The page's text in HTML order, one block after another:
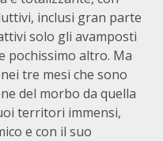
inclusi gran parte
solo gli avamposti
pochissimo altro. Ma
tre mesi che sono
del morbo da quella
territori immensi,
e con il suo